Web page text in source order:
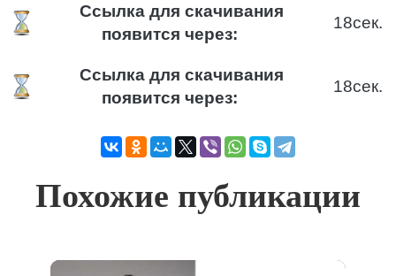
Ссылка для скачивания
появится через:
18сек.
Ссылка для скачивания
появится через:
18сек.
Похожие публикации